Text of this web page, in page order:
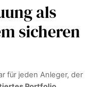
als
sicheren
für jeden Anleger, der